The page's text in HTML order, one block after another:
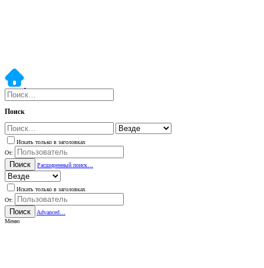
Поиск
Искать только в заголовках
От:
Поиск Расширенный поиск…
Искать только в заголовках
От:
Поиск
Advanced…
Меню